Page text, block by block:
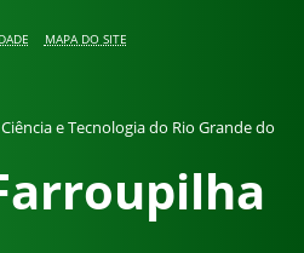
MAPA DO SITE
e Tecnologia do Rio Grande do